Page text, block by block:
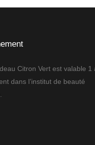
Citron Vert est valable 1
dans l’institut de beauté